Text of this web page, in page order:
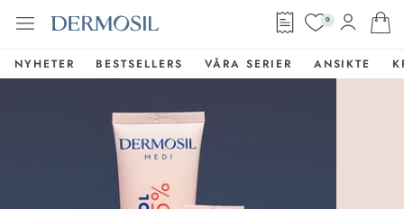
0
NYHETER BESTSELLERS VÅRA SERIER ANSIKTE